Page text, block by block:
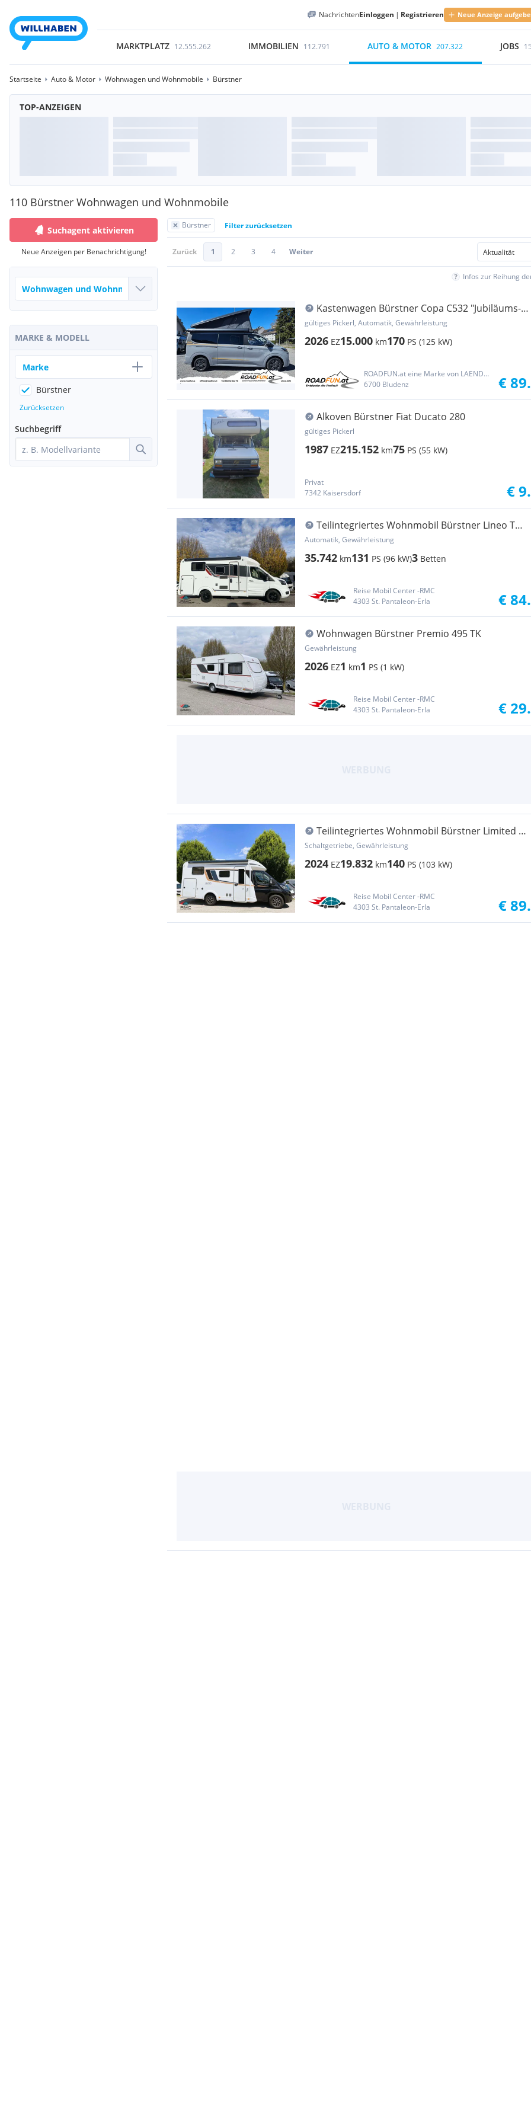
NachrichtenEinloggen | Registrieren Neue Anzeige
MARKTPLATZ 12.555.262 IMMOBILIEN 112.791 AUTO & MOTOR 207.322 JOBS
Startseite Auto & Motor Wohnwagen und Wohnmobile Bürstner
TOP-ANZEIGEN
110 Bürstner Wohnwagen und Wohnmobile
Bürstner Filter zurücksetzen
Zurück 1 2 3 4 Weiter
Infos zur Reihung
Kastenwagen Bürstner Copa C532 "Jubiläums-
Editio...
gültiges Pickerl, Automatik, Gewährleistung
2026 EZ15.000 km170 PS (125 kW)
ROADFUN.at eine Marke von LAENDLEMIETBUS.at
6700 Bludenz
€
Alkoven Bürstner Fiat Ducato 280
gültiges Pickerl
1987 EZ215.152 km75 PS (55 kW)
Privat
7342 Kaisersdorf
€
Teilintegriertes Wohnmobil Bürstner Lineo T
620 G
Automatik, Gewährleistung
35.742 km131 PS (96 kW)3 Betten
Reise Mobil Center -RMC
4303 St. Pantaleon-Erla
€
Wohnwagen Bürstner Premio 495 TK
Gewährleistung
2026 EZ1 km1 PS (1 kW)
Reise Mobil Center -RMC
4303 St. Pantaleon-Erla
€
Teilintegriertes Wohnmobil Bürstner Limited T
690 G
Schaltgetriebe, Gewährleistung
2024 EZ19.832 km140 PS (103 kW)
Reise Mobil Center -RMC
4303 St. Pantaleon-Erla
€
Suchagent aktivieren
Neue Anzeigen per Benachrichtigung!
MARKE & MODELL
Marke
Bürstner
Zurücksetzen
Suchbegriff